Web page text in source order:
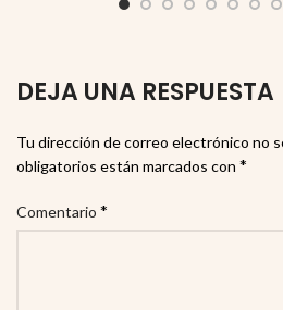
DEJA UNA RESPUESTA
Tu dirección de correo electrónico no
obligatorios están marcados con *
Comentario *